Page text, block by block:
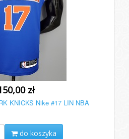
zł
KNICKS Nike #17 LIN NBA
do koszyka